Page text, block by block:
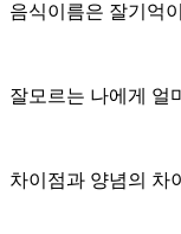
음식이름은 잘기억
잘모르는 나에게 얼
차이점과 양념의 차